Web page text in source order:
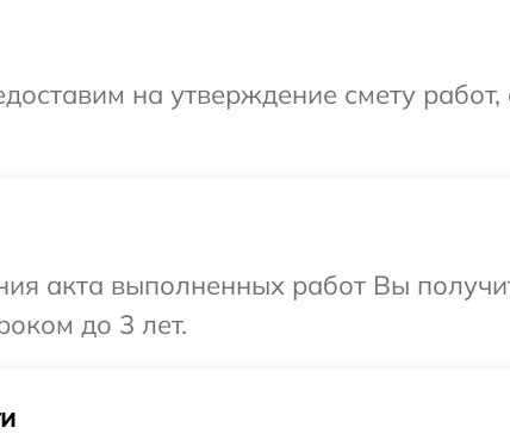
на утверждение смету
акта выполненных работ Вы
до 3 лет.